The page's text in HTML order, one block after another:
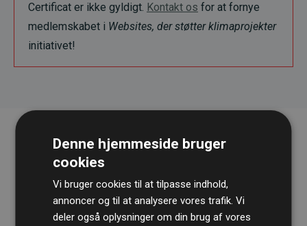
Certificat er ikke gyldigt. Kontakt os for at fornye
medlemskabet i Websites, der støtter klimaprojekter
initiativet!
Denne hjemmeside bruger
cookies
Vi bruger cookies til at tilpasse indhold,
annoncer og til at analysere vores trafik. Vi
deler også oplysninger om din brug af vores